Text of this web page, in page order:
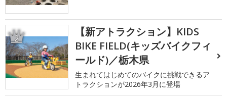
2
【新アトラクション】KIDS
BIKE FIELD(キッズバイクフィ
ールド)／栃木県
生まれてはじめてのバイクに挑戦できるア
トラクションが2026年3月に登場